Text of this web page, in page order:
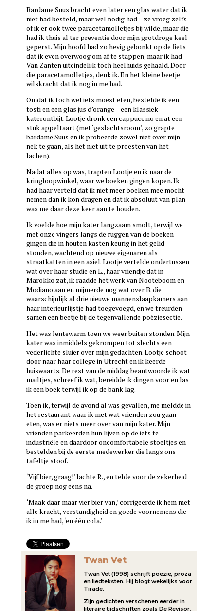
Bardame Suus bracht even later een glas water dat ik
niet had besteld, maar wel nodig had – ze vroeg zelfs
of ik er ook twee paracetamolletjes bij wilde, maar die
had ik thuis al ter preventie door mijn grotdroge keel
geperst. Mijn hoofd had zo hevig gebonkt op de fiets
dat ik even overwoog om af te stappen, maar ik had
Van Zanten uiteindelijk toch heelhuids gehaald. Door
die paracetamolletjes, denk ik. En het kleine beetje
wilskracht dat ik nog in me had.
Omdat ik toch wel iets moest eten, bestelde ik een
tosti en een glas jus d’orange – een klassiek
katerontbijt. Lootje dronk een cappuccino en at een
stuk appeltaart (met ‘geslachtsroom’, zo grapte
bardame Suus en ik probeerde zowel niet over mijn
nek te gaan, als het niet uit te proesten van het
lachen).
Nadat alles op was, trapten Lootje en ik naar de
kringloopwinkel, waar we boeken gingen kopen. Ik
had haar verteld dat ik niet meer boeken mee mocht
nemen dan ik kon dragen en dat ik absoluut van plan
was me daar deze keer aan te houden.
Ik voelde hoe mijn kater langzaam smolt, terwijl we
met onze vingers langs de ruggen van de boeken
gingen die in houten kasten keurig in het gelid
stonden, wachtend op nieuwe eigenaren als
straatkatten in een asiel. Lootje vertelde ondertussen
wat over haar studie en L., haar vriendje dat in
Marokko zat, ik raadde het werk van Nooteboom en
Modiano aan en mijmerde nog wat over B. die
waarschijnlijk al drie nieuwe mannenslaapkamers aan
haar interieurlijstje had toegevoegd, en we treurden
samen een beetje bij de tegenvallende poëziesectie.
Het was lentewarm toen we weer buiten stonden. Mijn
kater was inmiddels gekrompen tot slechts een
vederlichte sluier over mijn gedachten. Lootje schoot
door naar haar college in Utrecht en ik keerde
huiswaarts. De rest van de middag beantwoorde ik wat
mailtjes, schreef ik wat, bereidde ik dingen voor en las
ik een boek terwijl ik op de bank lag.
Toen ik, terwijl de avond al was gevallen, me meldde in
het restaurant waar ik met wat vrienden zou gaan
eten, was er niets meer over van mijn kater. Mijn
vrienden parkeerden hun lijven op de iets te
industriële en daardoor oncomfortabele stoeltjes en
bestelden bij de eerste medewerker die langs ons
tafeltje stoof.
‘Vijf bier, graag!’ lachte R., en telde voor de zekerheid
de groep nog eens na.
‘Maak daar maar vier bier van,’ corrigeerde ik hem met
alle kracht, verstandigheid en goede voornemens die
ik in me had, ‘en één cola.’
Twan Vet
Twan Vet (1998) schrijft poëzie, proza
en liedteksten. Hij blogt wekelijks voor
Tirade.
Zijn gedichten verschenen eerder in
literaire tijdschriften zoals De Revisor,